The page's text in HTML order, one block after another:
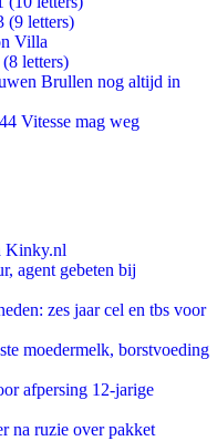
(9 letters)
Villa
letters)
Brullen nog altijd in
Vitesse mag weg
Kinky.nl
agent gebeten bij
zes jaar cel en tbs voor
moedermelk, borstvoeding
afpersing 12-jarige
na ruzie over pakket